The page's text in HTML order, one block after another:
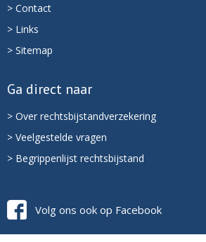
> Contact
> Links
> Sitemap
Ga direct naar
> Over rechtsbijstandverzekering
> Veelgestelde vragen
> Begrippenlijst rechtsbijstand
Volg ons ook op Facebook